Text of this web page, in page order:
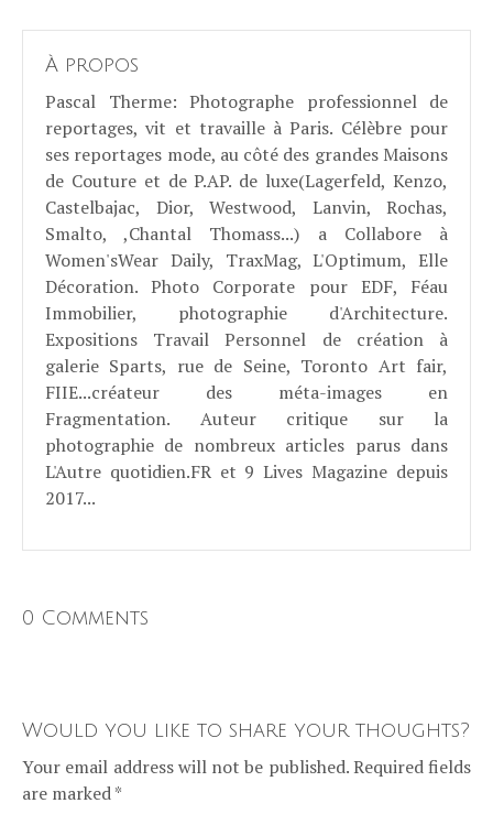
À propos
Pascal Therme: Photographe professionnel de
reportages, vit et travaille à Paris. Célèbre pour
ses reportages mode, au côté des grandes Maisons
de Couture et de P.AP. de luxe(Lagerfeld, Kenzo,
Castelbajac, Dior, Westwood, Lanvin, Rochas,
Smalto, ,Chantal Thomass...) a Collabore à
Women'sWear Daily, TraxMag, L'Optimum, Elle
Décoration. Photo Corporate pour EDF, Féau
Immobilier, photographie d'Architecture.
Expositions Travail Personnel de création à
galerie Sparts, rue de Seine, Toronto Art fair,
FIIE...créateur des méta-images en
Fragmentation. Auteur critique sur la
photographie de nombreux articles parus dans
L'Autre quotidien.FR et 9 Lives Magazine depuis
2017...
0 Comments
Would you like to share your thoughts?
Your email address will not be published. Required fields
are marked *